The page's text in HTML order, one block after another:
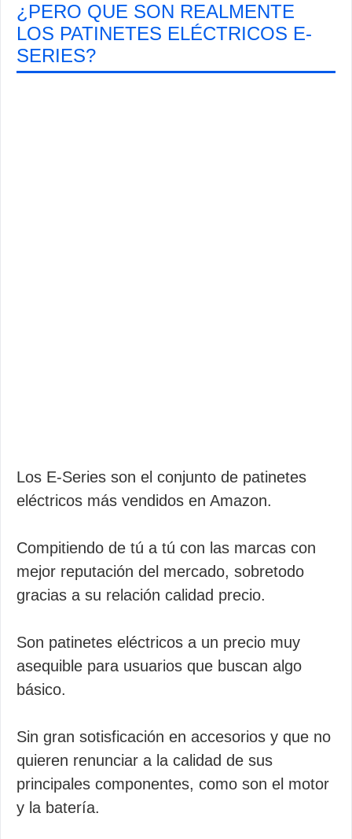
¿PERO QUE SON REALMENTE
LOS PATINETES ELÉCTRICOS E-
SERIES?
Los E-Series son el conjunto de patinetes
eléctricos más vendidos en Amazon.
Compitiendo de tú a tú con las marcas con
mejor reputación del mercado, sobretodo
gracias a su relación calidad precio.
Son patinetes eléctricos a un precio muy
asequible para usuarios que buscan algo
básico.
Sin gran sotisficación en accesorios y que no
quieren renunciar a la calidad de sus
principales componentes, como son el motor
y la batería.